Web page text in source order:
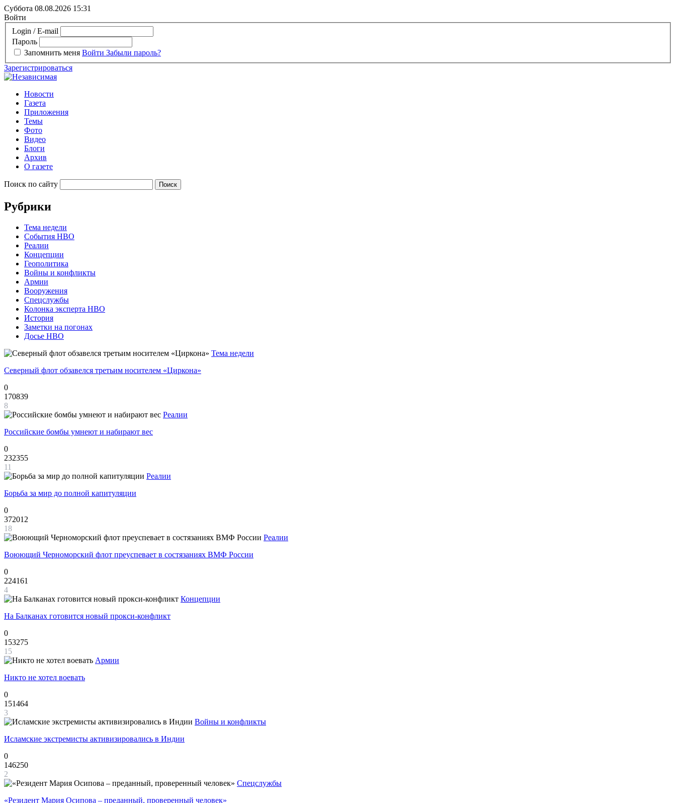
Суббота 08.08.2026 15:31
Войти
Login / E-mail
Пароль
Запомнить меня Войти Забыли пароль?
Зарегистрироваться
Новости
Газета
Приложения
Темы
Фото
Видео
Блоги
Архив
О газете
Поиск по сайту
Рубрики
Тема недели
События НВО
Реалии
Концепции
Геополитика
Войны и конфликты
Армии
Вооружения
Спецслужбы
Колонка эксперта НВО
История
Заметки на погонах
Досье НВО
Тема недели
Северный флот обзавелся третьим носителем «Циркона»
0
170839
8
Реалии
Российские бомбы умнеют и набирают вес
0
232355
11
Реалии
Борьба за мир до полной капитуляции
0
372012
18
Реалии
Воюющий Черноморский флот преуспевает в состязаниях ВМФ России
0
224161
4
Концепции
На Балканах готовится новый прокси-конфликт
0
153275
15
Армии
Никто не хотел воевать
0
151464
3
Войны и конфликты
Исламские экстремисты активизировались в Индии
0
146250
2
Спецслужбы
«Резидент Мария Осипова – преданный, проверенный человек»